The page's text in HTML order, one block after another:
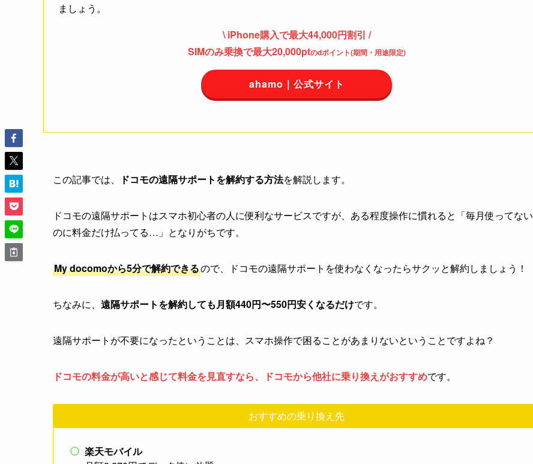
ましょう。
\ iPhone購入で最大44,000円割引 /
SIMのみ乗換で最大20,000ptのdポイント(期間・用途限定)
ahamo｜公式サイト
この記事では、 ドコモの遠隔サポートを解約する方法を解説します。
ドコモの遠隔サポートはスマホ初心者の人に便利なサービスですが、ある程度操作に慣れると「毎月使ってない
のに料金だけ払ってる…」となりがちです。
My docomoから5分で解約できるので、ドコモの遠隔サポートを使わなくなったらサクッと解約しましょう！
ちなみに、 遠隔サポートを解約しても月額440円〜550円安くなるだけです。
遠隔サポートが不要になったということは、スマホ操作で困ることがあまりないということですよね？
ドコモの料金が高いと感じて料金を見直すなら、ドコモから他社に乗り換えがおすすめです。
おすすめの乗り換え先
楽天モバイル